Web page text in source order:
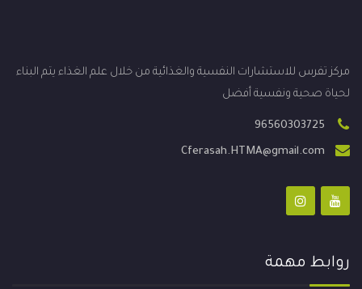
مركز تفرس للاستشارات النفسية والغذائية من خلال علم الغذاء يتم البناء
لحياة صحية ونفسية أفضل
96560303725
Cferasah.HTMA@gmail.com
روابط مهمة